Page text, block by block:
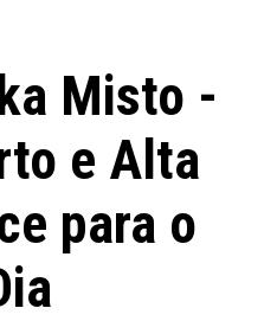
Misto -
e Alta
para o